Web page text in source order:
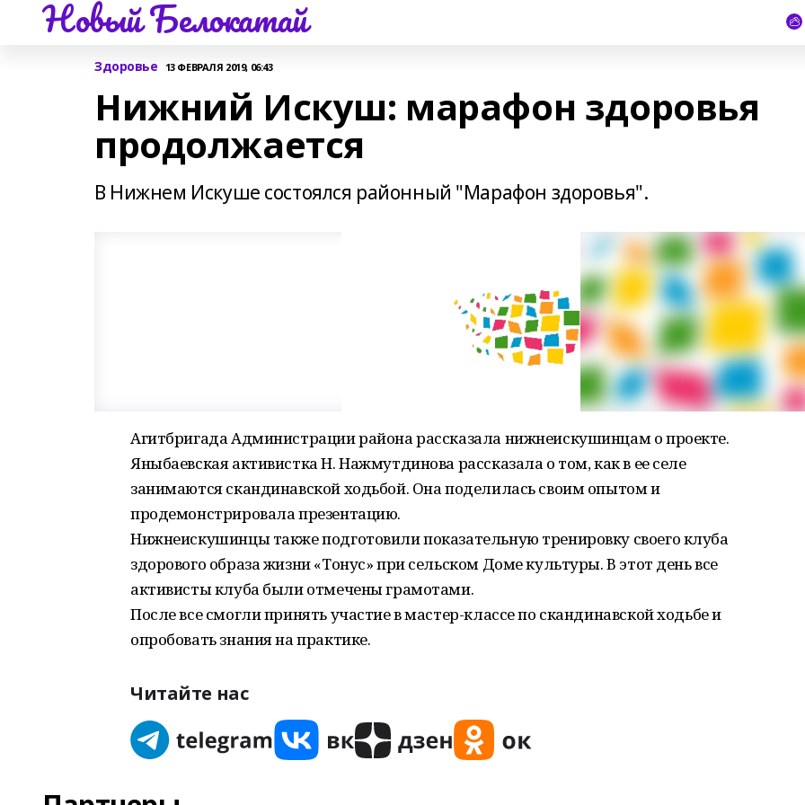
Новый Белокатай
Здоровье 13 ФЕВРАЛЯ 2019, 06:43
Нижний Искуш: марафон здоровья
продолжается
В Нижнем Искуше состоялся районный "Марафон здоровья".
Агитбригада Администрации района рассказала нижнеискушинцам о проекте.
Яныбаевская активистка Н. Нажмутдинова рассказала о том, как в ее селе
занимаются скандинавской ходьбой. Она поделилась своим опытом и
продемонстрировала презентацию.
Нижнеискушинцы также подготовили показательную тренировку своего клуба
здорового образа жизни «Тонус» при сельском Доме культуры. В этот день все
активисты клуба были отмечены грамотами.
После все смогли принять участие в мастер-классе по скандинавской ходьбе и
опробовать знания на практике.
Читайте нас